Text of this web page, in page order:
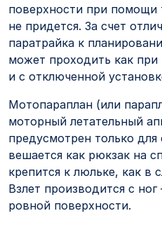
поверхности при помощи
не придется. За счет
паратрайка к
может проходить как
и с отключенной
Мотопараплан (или
моторный летательный
предусмотрен только
вешается как рюкзак на
крепится к люльке, как в
Взлет производится с ног
ровной поверхности.